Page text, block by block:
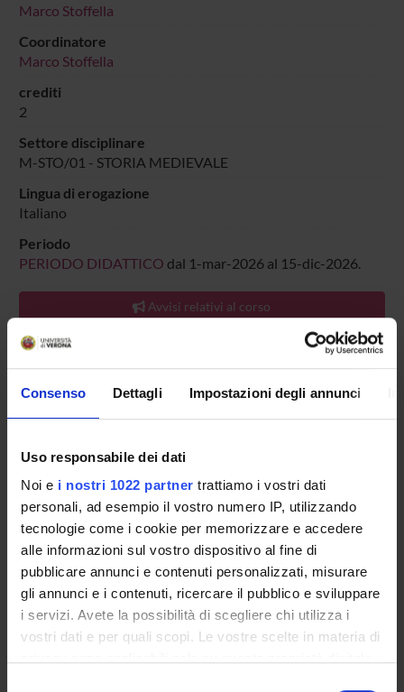
Consenso Dettagli Impostazioni degli annunci
Uso responsabile dei dati
Noi e i nostri 1022 partner trattiamo i vostri dati
personali, ad esempio il vostro numero IP, utilizzando
tecnologie come i cookie per memorizzare e accedere
alle informazioni sul vostro dispositivo al fine di
pubblicare annunci e contenuti personalizzati, misurare
gli annunci e i contenuti, ricercare il pubblico e sviluppare
i servizi. Avete la possibilità di scegliere chi utilizza i
vostri dati e per quali scopi. Le vostre scelte in materia di
Marco Stoffella
Coordinatore
Marco Stoffella
crediti
2
Settore disciplinare
M-STO/01 - STORIA MEDIEVALE
Lingua di erogazione
Italiano
Periodo
PERIODO DIDATTICO dal 1-mar-2026 al 15-dic-2026.
Avvisi relativi al corso
Vai all'orario delle lezioni
Presentazione
Come iscriversi
Insegnamenti
Orario lezioni
Piani didattici